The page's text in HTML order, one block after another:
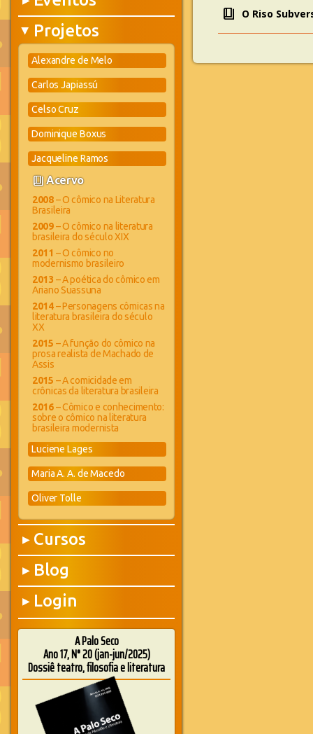
▶ Projetos
Alexandre de Melo
Carlos Japiassú
Celso Cruz
Dominique Boxus
Jacqueline Ramos
book_4Acervo
2008– O cômico na Literatura
Brasileira
2009– O cômico na literatura
brasileira do século XIX
2011 – O cômico no
modernismo brasileiro
2013 – A poética do cômico em
Ariano Suassuna
2014– Personagens cômicas na
literatura brasileira do século
XX
2015 – A função do cômico na
prosa realista de Machado de
Assis
2015 – A comicidade em
crônicas da literatura brasileira
2016– Cômico e conhecimento:
sobre o cômico na literatura
brasileira modernista
Luciene Lages
Maria A. A. de Macedo
Oliver Tolle
▶ Cursos
▶ Blog
▶ Login
A Palo Seco
Ano 17, N° 20 (jan-jun/2025)
Dossiê teatro, filosofia e literatura
book_4 O Riso